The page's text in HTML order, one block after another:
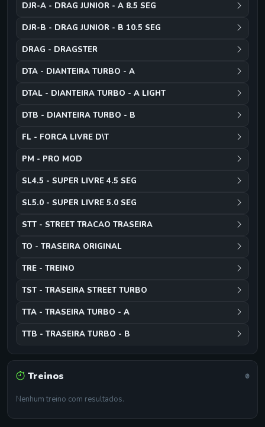
DJR-A - DRAG JUNIOR - A 8.5 SEG
DJR-B - DRAG JUNIOR - B 10.5 SEG
DRAG - DRAGSTER
DTA - DIANTEIRA TURBO - A
DTAL - DIANTEIRA TURBO - A LIGHT
DTB - DIANTEIRA TURBO - B
FL - FORCA LIVRE D\T
PM - PRO MOD
SL4.5 - SUPER LIVRE 4.5 SEG
SL5.0 - SUPER LIVRE 5.0 SEG
STT - STREET TRACAO TRASEIRA
TO - TRASEIRA ORIGINAL
TRE - TREINO
TST - TRASEIRA STREET TURBO
TTA - TRASEIRA TURBO - A
TTB - TRASEIRA TURBO - B
Treinos 0
Nenhum treino com resultados.